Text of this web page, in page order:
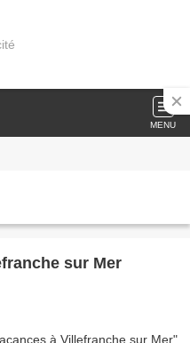
MENU
sur Mer